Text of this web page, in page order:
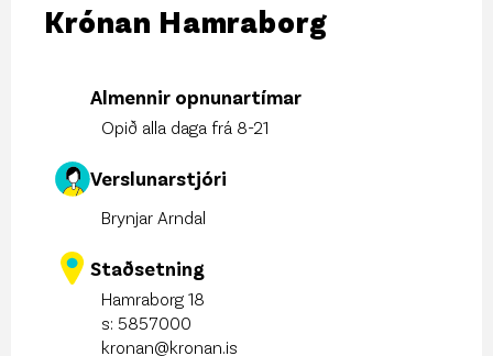
Krónan Hamraborg
Almennir opnunartímar
Opið alla daga frá 8-21
Verslunarstjóri
Brynjar Arndal
Staðsetning
Hamraborg 18
s: 5857000
kronan@kronan.is